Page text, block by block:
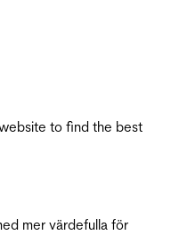
to find the best
mer värdefulla för